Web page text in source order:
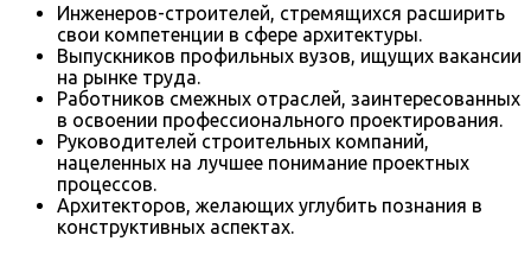
Инженеров-строителей, стремящихся расширить
свои компетенции в сфере архитектуры.
Выпускников профильных вузов, ищущих вакансии
на рынке труда.
Работников смежных отраслей, заинтересованных
в освоении профессионального проектирования.
Руководителей строительных компаний,
нацеленных на лучшее понимание проектных
процессов.
Архитекторов, желающих углубить познания в
конструктивных аспектах.